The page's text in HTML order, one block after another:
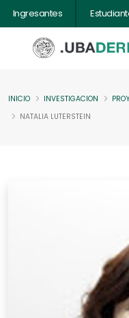
Ingresantes
INICIO INVESTIGACION
NATALIA LUTERSTEIN